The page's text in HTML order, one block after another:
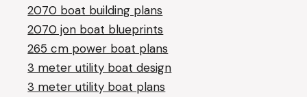
2070 boat building plans
2070 jon boat blueprints
265 cm power boat plans
3 meter utility boat design
3 meter utility boat plans